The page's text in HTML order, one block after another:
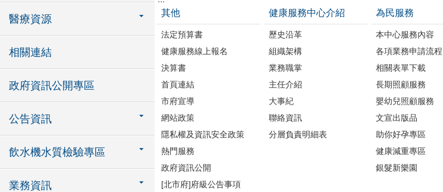
醫療資源
相關連結
政府資訊公開專區
公告資訊
飲水機水質檢驗專區
業務資訊
其他
法定預算書
健康服務線上報名
決算書
首頁連結
市府宣導
網站政策
隱私權及資訊安全政策
熱門服務
政府資訊公開
[北市府]府級公告事項
健康服務中心介紹
歷史沿革
組織架構
業務職掌
主任介紹
大事紀
聯絡資訊
分層負責明細表
為民服務
本中心服務內容
各項業務申請流程
相關表單下載
長期照顧服務
嬰幼兒照顧服務
文宣出版品
助你好孕專區
健康減重專區
銀髮新樂園